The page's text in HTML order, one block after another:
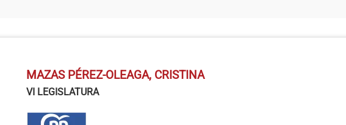
MAZAS PÉREZ-OLEAGA, CRISTINA
VI LEGISLATURA